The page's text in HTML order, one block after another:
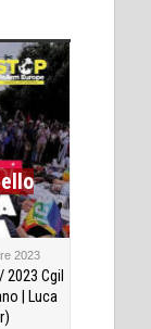
2023
2023 Cgil
| Luca